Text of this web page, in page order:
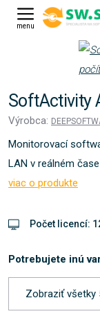
menu
SoftActivity
Výrobca:
Monitorovací
LAN v reálném čase
viac o produkte
Počet licencí:
Potrebujete inú
Zobraziť všetky